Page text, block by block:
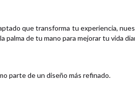
que transforma tu experiencia,
palma de tu mano para mejorar tu vida
parte de un diseño más refinado.